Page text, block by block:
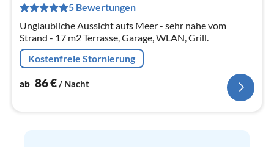
5 Bewertungen
Unglaubliche Aussicht aufs Meer - sehr nahe vom
Strand - 17 m2 Terrasse, Garage, WLAN, Grill.
Kostenfreie Stornierung
ab 86€/ Nacht